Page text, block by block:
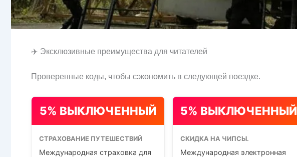
✈️ Эксклюзивные преимущества для читателей
Проверенные коды, чтобы сэкономить в следующей поездке.
5% ВЫКЛЮЧЕННЫЙ
СТРАХОВАНИЕ ПУТЕШЕСТВИЙ
Международная страховка для
5% ВЫКЛЮЧЕННЫЙ
СКИДКА НА ЧИПСЫ.
Международная электронная